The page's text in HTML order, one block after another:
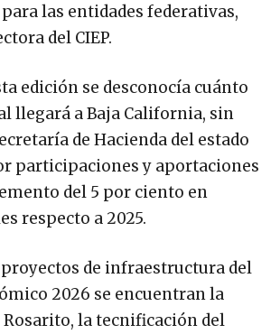
las entidades federativas,
del CIEP.
edición se desconocía cuánto
llegará a Baja California, sin
de Hacienda del estado
participaciones y aportaciones
del 5 por ciento en
respecto a 2025.
de infraestructura del
2026 se encuentran la
Rosarito, la tecnificación del